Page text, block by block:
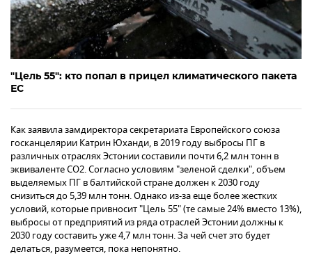
"Цель 55": кто попал в прицел климатического пакета
ЕС
Как заявила замдиректора секретариата Европейского союза
госканцелярии Катрин Юханди, в 2019 году выбросы ПГ в
различных отраслях Эстонии составили почти 6,2 млн тонн в
эквиваленте CO2. Согласно условиям "зеленой сделки", объем
выделяемых ПГ в балтийской стране должен к 2030 году
снизиться до 5,39 млн тонн. Однако из-за еще более жестких
условий, которые привносит "Цель 55" (те самые 24% вместо 13%),
выбросы от предприятий из ряда отраслей Эстонии должны к
2030 году составить уже 4,7 млн тонн. За чей счет это будет
делаться, разумеется, пока непонятно.